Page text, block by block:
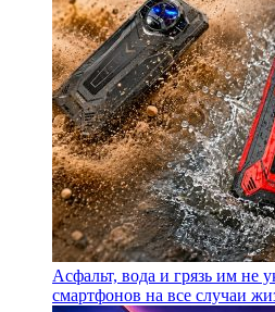
Асфальт, вода и грязь им не
смартфонов на все случаи